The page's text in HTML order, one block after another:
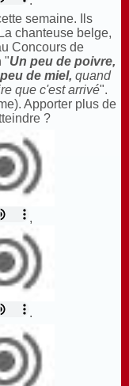
semaine. Ils
chanteuse belge,
Concours de
"Un peu de poivre,
de miel, quand
que c'est arrivé".
Apporter plus de
?
,
.